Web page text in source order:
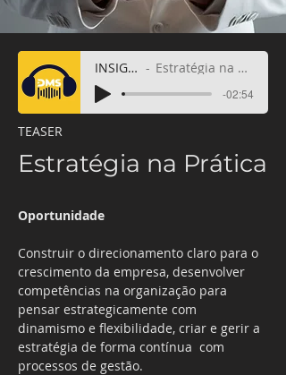
INSIGHTS Estratégia na Prática
-02:54
TEASER
Estratégia na Prática
Oportunidade
Construir o direcionamento claro para o
crescimento da empresa, desenvolver
competências na organização para
pensar estrategicamente com
dinamismo e flexibilidade, criar e gerir a
estratégia de forma contínua  com
processos de gestão.